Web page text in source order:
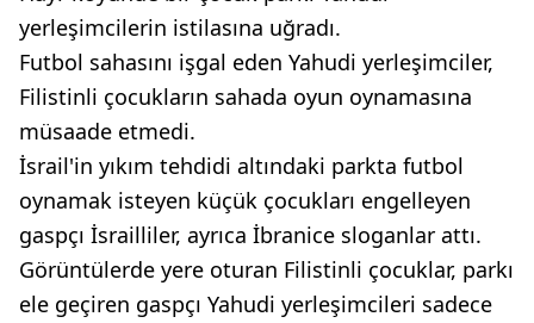
yerleşimcilerin istilasına uğradı.
Futbol sahasını işgal eden Yahudi yerleşimciler,
Filistinli çocukların sahada oyun oynamasına
müsaade etmedi.
İsrail'in yıkım tehdidi altındaki parkta futbol
oynamak isteyen küçük çocukları engelleyen
gaspçı İsrailliler, ayrıca İbranice sloganlar attı.
Görüntülerde yere oturan Filistinli çocuklar, parkı
ele geçiren gaspçı Yahudi yerleşimcileri sadece